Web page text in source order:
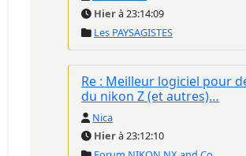
Hierà 23:14:09
Les PAYSAGISTES
Re : Meilleur logiciel pour
du nikon Z (et autres)…
Nica
Hierà 23:12:10